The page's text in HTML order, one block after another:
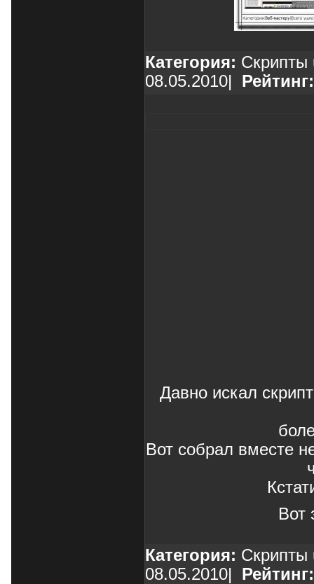
Категория: Скрипты
08.05.2010
Рейтинг:
Давно искал
Вот собрал вместе
Вот
Категория: Скрипты
08.05.2010| Рейтинг: